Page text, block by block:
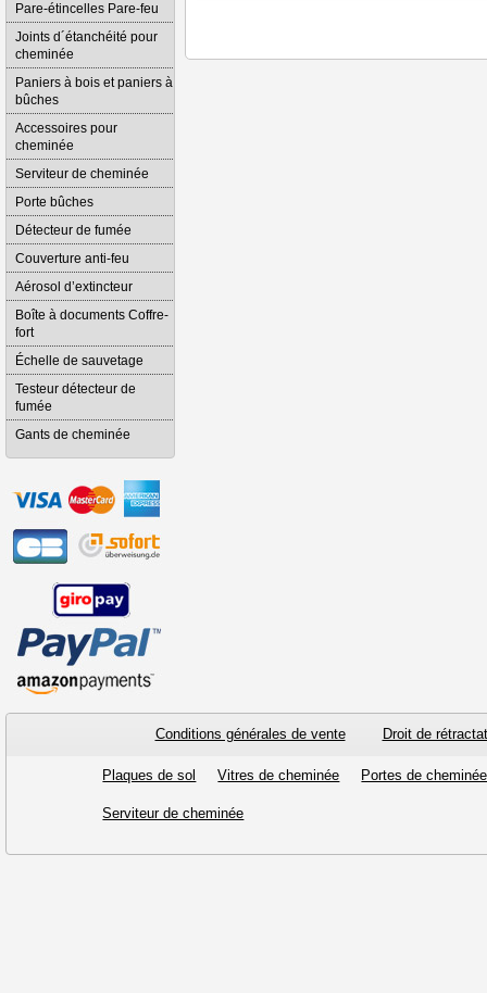
Pare-étincelles Pare-feu
Joints d´étanchéité pour
cheminée
Paniers à bois et paniers à
bûches
Accessoires pour
cheminée
Serviteur de cheminée
Porte bûches
Détecteur de fumée
Couverture anti-feu
Aérosol d’extincteur
Boîte à documents Coffre-
fort
Échelle de sauvetage
Testeur détecteur de
fumée
Gants de cheminée
Conditions générales de vente Droit de
Plaques de sol Vitres de cheminée Portes de cheminée
Serviteur de cheminée